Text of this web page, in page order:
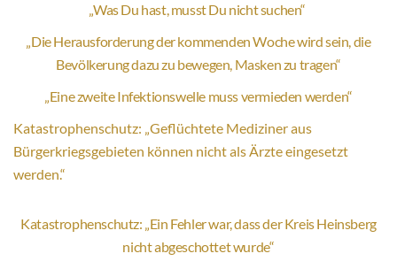
„Was Du hast, musst Du nicht suchen“
„Die Herausforderung der kommenden Woche wird sein, die
Bevölkerung dazu zu bewegen, Masken zu tragen“
„Eine zweite Infektionswelle muss vermieden werden“
Katastrophenschutz: „Geflüchtete Mediziner aus
Bürgerkriegsgebieten können nicht als Ärzte eingesetzt
werden.“
Katastrophenschutz: „Ein Fehler war, dass der Kreis Heinsberg
nicht abgeschottet wurde“